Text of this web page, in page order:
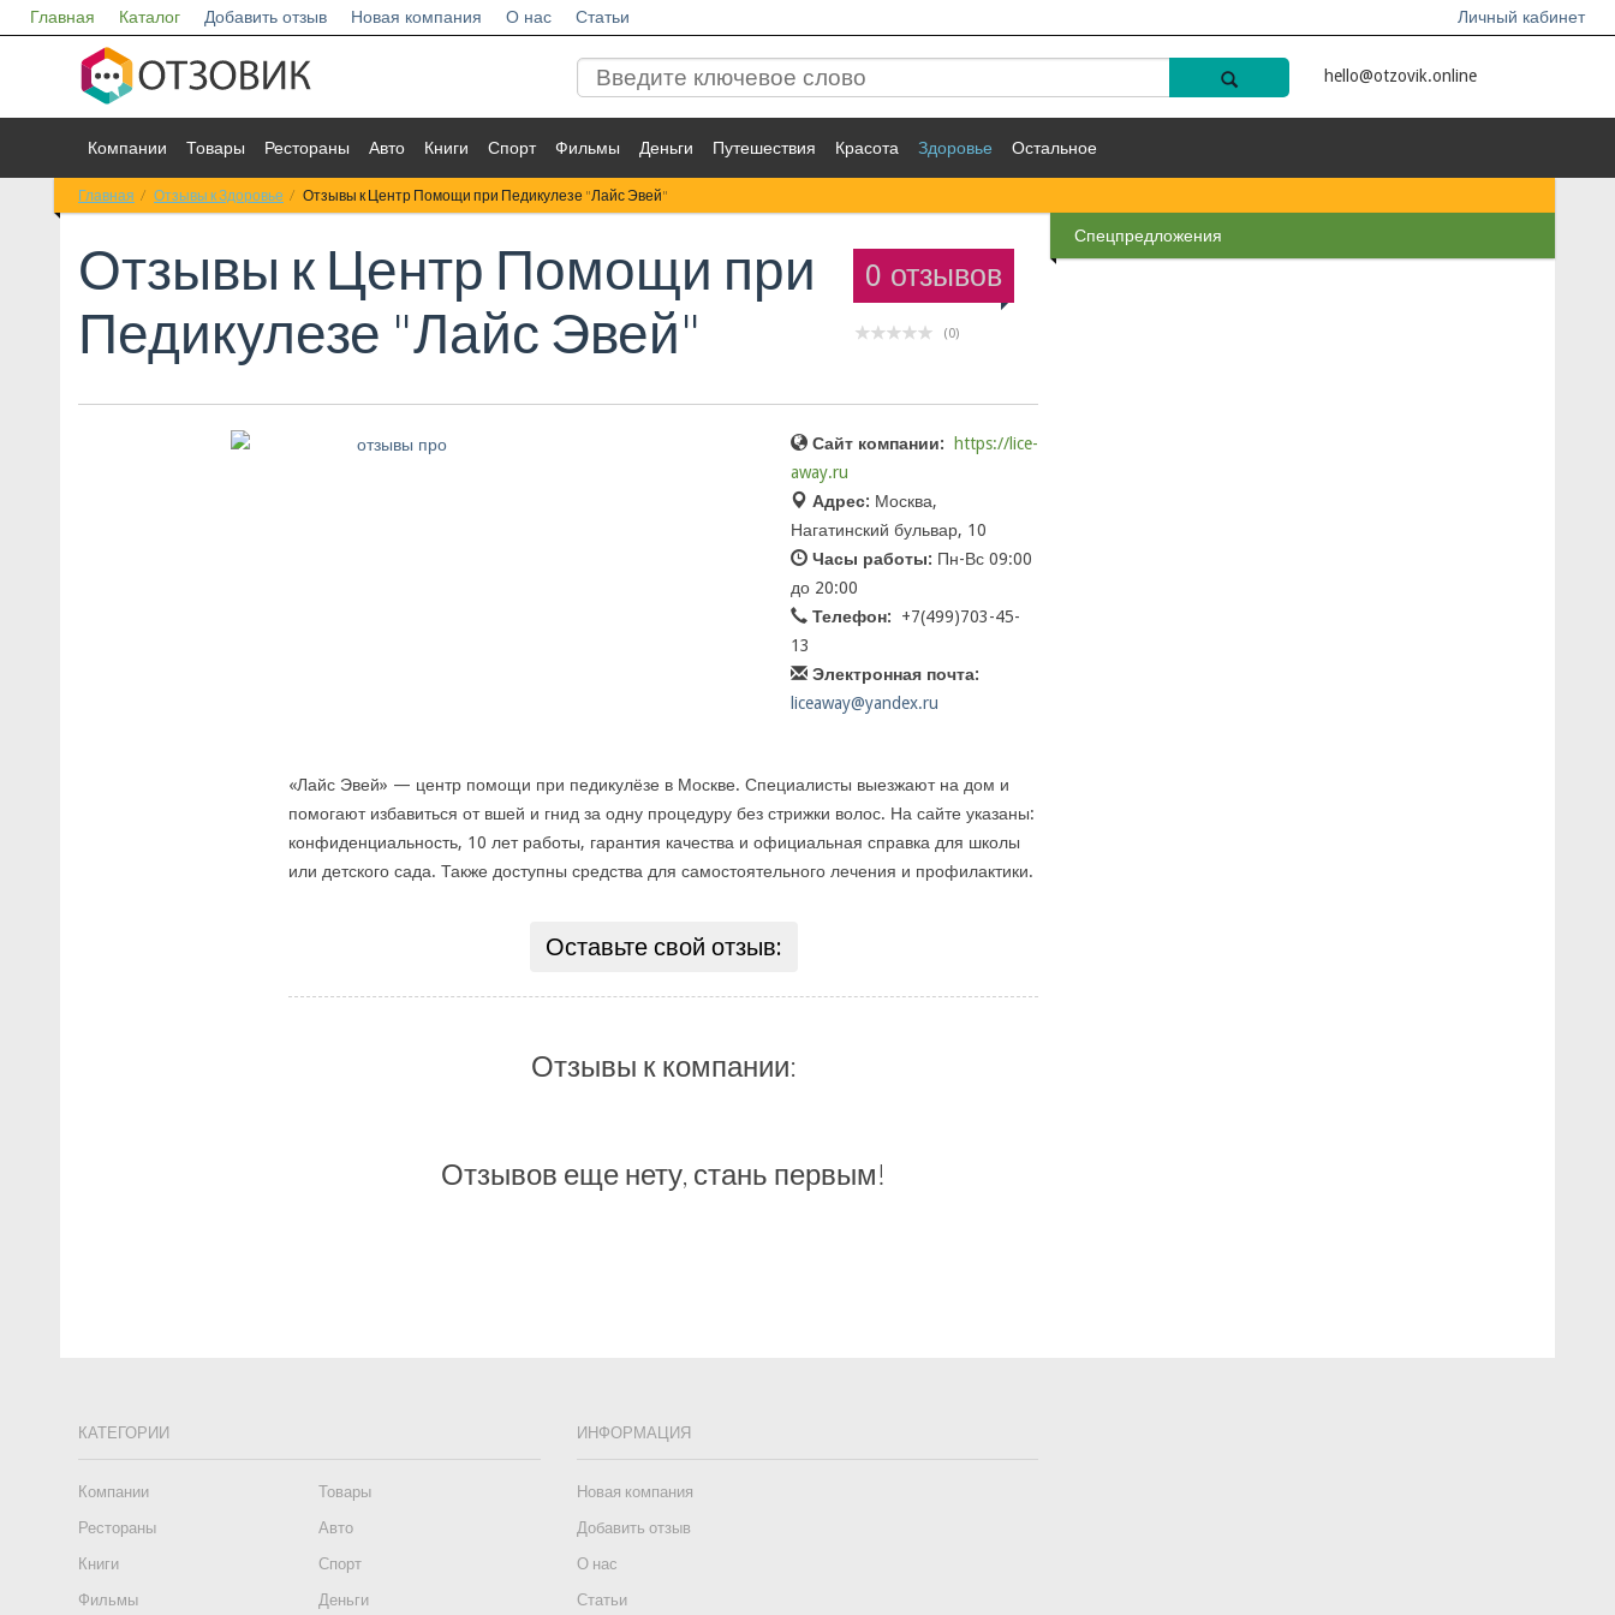
Главная Каталог Добавить отзыв Новая компания О нас Статьи Личный кабинет
hello@otzovik.online
Компании Товары Рестораны Авто Книги Спорт Фильмы Деньги Путешествия Красота Здоровье Остальное
Главная Отзывы к Здоровье Отзывы к Центр Помощи при Педикулезе "Лайс Эвей"
0 отзывов
(0)
Отзывы к Центр Помощи при
Педикулезе "Лайс Эвей"
Сайт компании:
https://lice-
away.ru
Адрес: Москва,
Нагатинский бульвар, 10
Часы работы: Пн-Вс 09:00
до 20:00
Телефон:
+7(499)703-45-
13
Электронная почта:
liceaway@yandex.ru
«Лайс Эвей» — центр помощи при педикулёзе в Москве. Специалисты выезжают на дом и
помогают избавиться от вшей и гнид за одну процедуру без стрижки волос. На сайте указаны:
конфиденциальность, 10 лет работы, гарантия качества и официальная справка для школы
или детского сада. Также доступны средства для самостоятельного лечения и профилактики.
Оставьте свой отзыв:
Отзывы к компании:
Отзывов еще нету, стань первым!
Спецпредложения
КАТЕГОРИИ
Компании
Товары
Рестораны
Авто
Книги
Спорт
Фильмы
Деньги
ИНФОРМАЦИЯ
Новая компания
Добавить отзыв
О нас
Статьи